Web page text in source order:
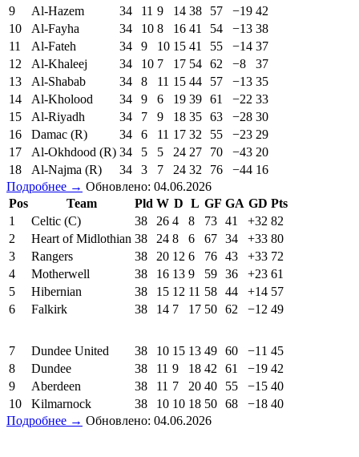
9
Al-Hazem 34 11 9 14 38 57 −19 42
10
Al-Fayha 34 10 8 16 41 54 −13 38
11
Al-Fateh 34 9 10 15 41 55 −14 37
12
Al-Khaleej 34 10 7 17 54 62 −8
37
13
Al-Shabab 34 8 11 15 44 57 −13 35
14
Al-Kholood 34 9 6 19 39 61 −22 33
15
Al-Riyadh 34 7 9 18 35 63 −28 30
16
Damac (R) 34 6 11 17 32 55 −23 29
17
Al-Okhdood (R) 34 5 5 24 27 70 −43 20
18
Al-Najma (R) 34 3 7 24 32 76 −44 16
Подробнее → Обновлено: 04.06.2026
Pos
Team Pld W D L GF GA GD Pts
1
Celtic (C) 38 26 4 8 73 41 +32 82
2
Heart of Midlothian 38 24 8 6 67 34 +33 80
3
Rangers 38 20 12 6 76 43 +33 72
4
Motherwell 38 16 13 9 59 36 +23 61
5
Hibernian 38 15 12 11 58 44 +14 57
6
Falkirk 38 14 7 17 50 62 −12 49
7 Dundee United 38 10 15 13 49 60 −11 45
8
Dundee 38 11 9 18 42 61 −19 42
9
Aberdeen 38 11 7 20 40 55 −15 40
10
Kilmarnock 38 10 10 18 50 68 −18 40
Подробнее → Обновлено: 04.06.2026